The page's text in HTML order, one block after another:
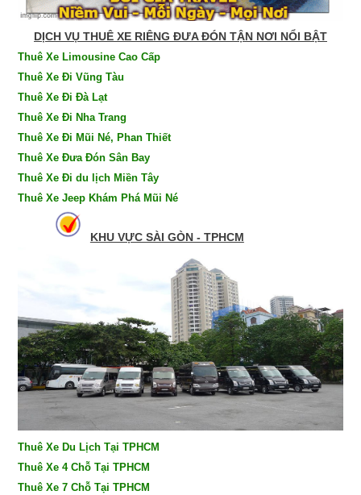
DỊCH VỤ THUÊ XE RIÊNG ĐƯA ĐÓN TẬN NƠI NỔI BẬT
Thuê Xe Limousine Cao Cấp
Thuê Xe Đi Vũng Tàu
Thuê Xe Đi Đà Lạt
Thuê Xe Đi Nha Trang
Thuê Xe Đi Mũi Né, Phan Thiết
Thuê Xe Đưa Đón Sân Bay
Thuê Xe Đi du lịch Miền Tây
Thuê Xe Jeep Khám Phá Mũi Né
KHU VỰC SÀI GÒN - TPHCM
Thuê Xe Du Lịch Tại TPHCM
Thuê Xe 4 Chỗ Tại TPHCM
Thuê Xe 7 Chỗ Tại TPHCM